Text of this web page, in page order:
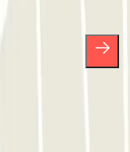
de confidentialité
de Parclick. Sans
quand vous le